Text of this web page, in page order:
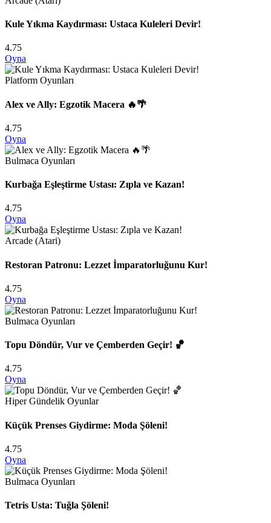
Kule Yıkma Kaydırması: Ustaca Kuleleri Devir!
4.75
Oyna
Platform Oyunları
Alex ve Ally: Egzotik Macera 🔥🌴
4.75
Oyna
Bulmaca Oyunları
Kurbağa Eşleştirme Ustası: Zıpla ve Kazan!
4.75
Oyna
Arcade (Atari)
Restoran Patronu: Lezzet İmparatorluğunu Kur!
4.75
Oyna
Bulmaca Oyunları
Topu Döndür, Vur ve Çemberden Geçir! 🏀
4.75
Oyna
Hiper Gündelik Oyunlar
Küçük Prenses Giydirme: Moda Şöleni!
4.75
Oyna
Bulmaca Oyunları
Tetris Usta: Tuğla Şöleni!